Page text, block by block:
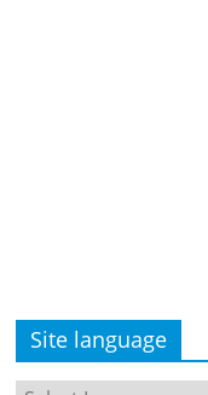
Site language